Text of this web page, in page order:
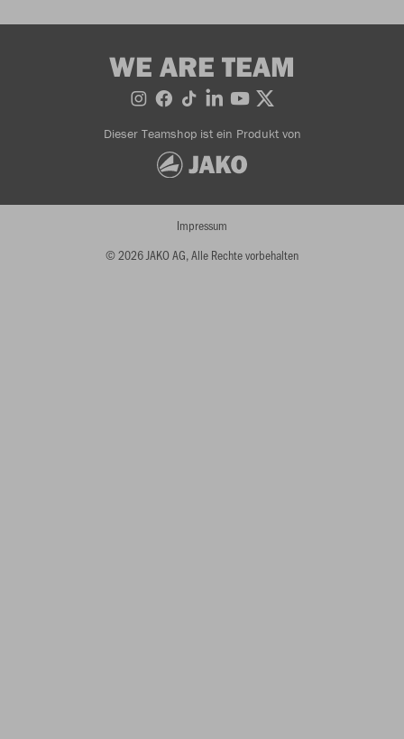
WE ARE TEAM
Dieser Teamshop ist ein Produkt von
© 2026 JAKO AG, Alle Rechte vorbehalten
Impressum